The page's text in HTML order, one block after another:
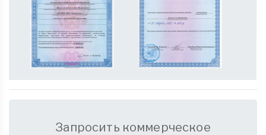
Запросить коммерческое